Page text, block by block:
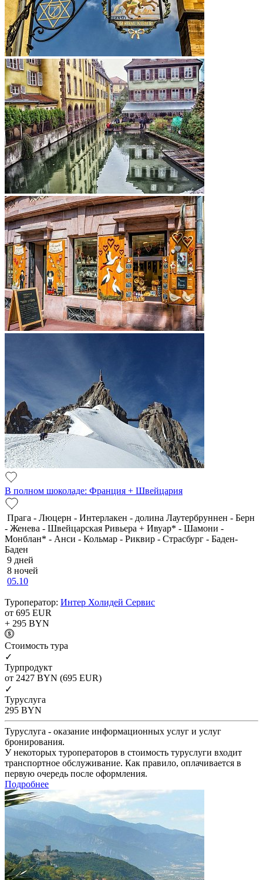
В полном шоколаде: Франция + Швейцария
Прага - Люцерн - Интерлакен - долина Лаутербруннен - Берн
- Женева - Швейцарская Ривьера + Ивуар* - Шамони -
Монблан* - Анси - Кольмар - Риквир - Страсбург - Баден-
Баден
9 дней
8 ночей
05.10
Туроператор: Интер Холидей Сервис
от 695 EUR
+ 295 BYN
Cтоимость тура
✓
Турпродукт
от 2427 BYN (695 EUR)
✓
Туруслуга
295 BYN
Туруслуга - оказание информационных услуг и услуг
бронирования.
У некоторых туроператоров в стоимость туруслуги входит
транспортное обслуживание. Как правило, оплачивается в
первую очередь после оформления.
Подробнее